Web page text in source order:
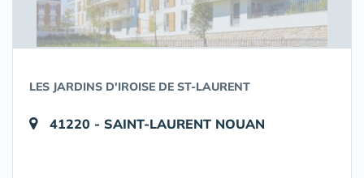
LES JARDINS D'IROISE DE ST-LAURENT
41220 - SAINT-LAURENT NOUAN